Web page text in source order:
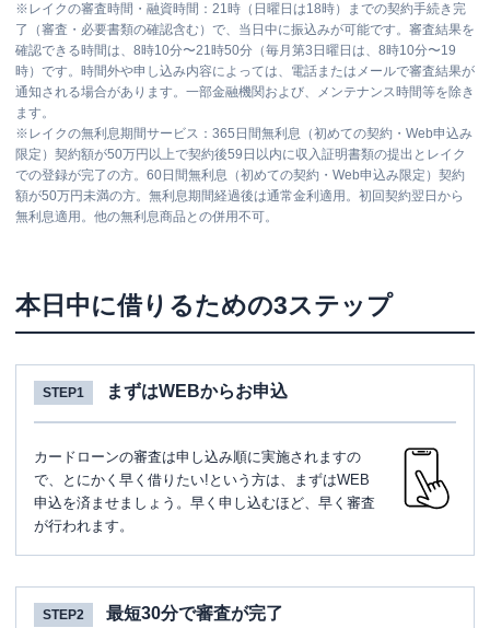
※ レイクの審査時間・融資時間：21時（日曜日は18時）までの契約手続き完
了（審査・必要書類の確認含む）で、当日中に振込みが可能です。審査結果を
確認できる時間は、8時10分〜21時50分（毎月第3日曜日は、8時10分〜19
時）です。時間外や申し込み内容によっては、電話またはメールで審査結果が
通知される場合があります。一部金融機関および、メンテナンス時間等を除き
ます。
※ レイクの無利息期間サービス：365日間無利息（初めての契約・Web申込み
限定）契約額が50万円以上で契約後59日以内に収入証明書類の提出とレイク
での登録が完了の方。60日間無利息（初めての契約・Web申込み限定）契約
額が50万円未満の方。無利息期間経過後は通常金利適用。初回契約翌日から
無利息適用。他の無利息商品との併用不可。
本日中に借りるための3ステップ
STEP1 まずはWEBからお申込
カードローンの審査は申し込み順に実施されますの
で、とにかく早く借りたい!という方は、まずはWEB
申込を済ませましょう。早く申し込むほど、早く審査
が行われます。
STEP2 最短30分で審査が完了